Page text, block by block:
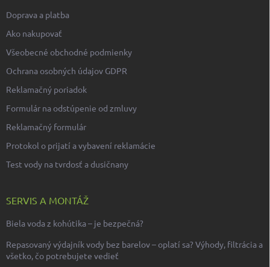
Doprava a platba
Ako nakupovať
Všeobecné obchodné podmienky
Ochrana osobných údajov GDPR
Reklamačný poriadok
Formulár na odstúpenie od zmluvy
Reklamačný formulár
Protokol o prijatí a vybavení reklamácie
Test vody na tvrdosť a dusičnany
SERVIS A MONTÁŽ
Biela voda z kohútika – je bezpečná?
Repasovaný výdajník vody bez barelov – oplatí sa? Výhody, filtrácia a
všetko, čo potrebujete vedieť